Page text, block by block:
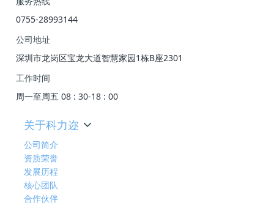
0755-28993144
公司地址
深圳市龙岗区宝龙大道智慧家园1栋B座2301
工作时间
周一至周五 08 : 30-18 : 00
关于科力迩
公司简介
资质荣誉
发展历程
核心团队
合作伙伴